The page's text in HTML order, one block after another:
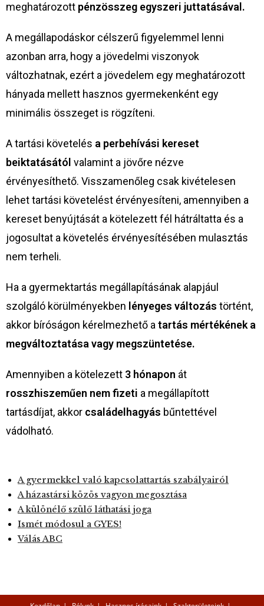
meghatározott pénzösszeg egyszeri juttatásával.
A megállapodáskor célszerű figyelemmel lenni
azonban arra, hogy a jövedelmi viszonyok
változhatnak, ezért a jövedelem egy meghatározott
hányada mellett hasznos gyermekenként egy
minimális összeget is rögzíteni.
A tartási követelés a perbehívási kereset
beiktatásától valamint a jövőre nézve
érvényesíthető. Visszamenőleg csak kivételesen
lehet tartási követelést érvényesíteni, amennyiben a
kereset benyújtását a kötelezett fél hátráltatta és a
jogosultat a követelés érvényesítésében mulasztás
nem terheli.
Ha a gyermektartás megállapításának alapjául
szolgáló körülményekben lényeges változás történt,
akkor bíróságon kérelmezhető a tartás mértékének a
megváltoztatása vagy megszüntetése.
Amennyiben a kötelezett 3 hónapon át
rosszhiszeműen nem fizeti a megállapított
tartásdíjat, akkor családelhagyás bűntettével
vádolható.
A gyermekkel való kapcsolattartás szabályairól
A házastársi közös vagyon megosztása
A különélő szülő láthatási joga
Ismét módosul a GYES!
Válás ABC